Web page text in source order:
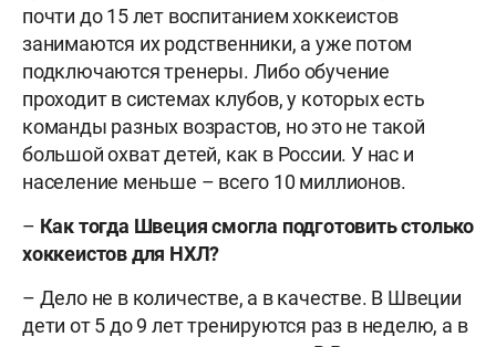
почти до 15 лет воспитанием хоккеистов
занимаются их родственники, а уже потом
подключаются тренеры. Либо обучение
проходит в системах клубов, у которых есть
команды разных возрастов, но это не такой
большой охват детей, как в России. У нас и
население меньше – всего 10 миллионов.
– Как тогда Швеция смогла подготовить столько
хоккеистов для НХЛ?
– Дело не в количестве, а в качестве. В Швеции
дети от 5 до 9 лет тренируются раз в неделю, а в